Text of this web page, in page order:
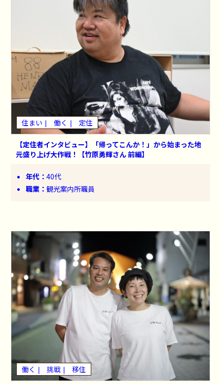
住まい 働く 定住
【定住者インタビュー】「帰ってこんか！」から始まった地
元盛り上げ大作戦！【竹原勇輝さん 前編】
年代：40代
職業：観光案内所職員
働く 挑戦 移住